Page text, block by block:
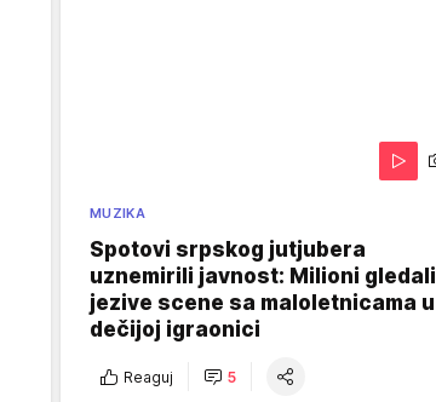
MUZIKA
Spotovi srpskog jutjubera
uznemirili javnost: Milioni gledali
jezive scene sa maloletnicama u
dečijoj igraonici
Reaguj 5